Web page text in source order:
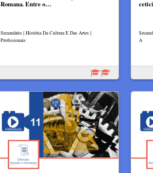
Romana. Entre o…
Secundário | História Da Cultura E Das Artes |
Profissionais
A